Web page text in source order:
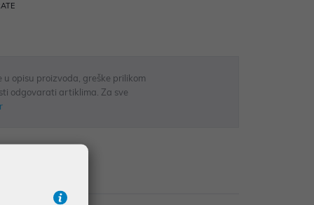
opisu proizvoda, greške prilikom
odgovarati artiklima. Za sve